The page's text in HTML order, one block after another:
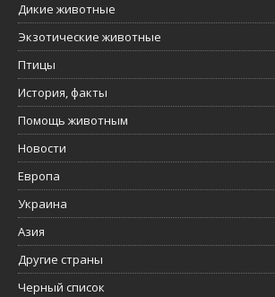
Дикие животные
Экзотические животные
Птицы
История, факты
Помощь животным
Новости
Европа
Украина
Азия
Другие страны
Черный список